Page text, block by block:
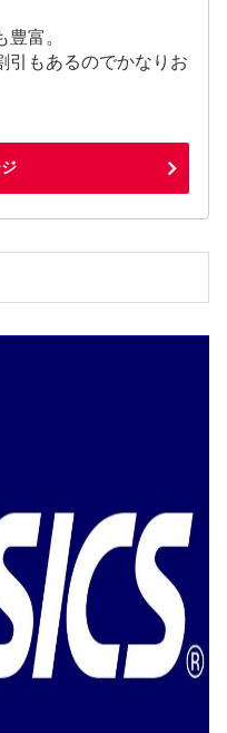
富。
引もあるのでかなりお